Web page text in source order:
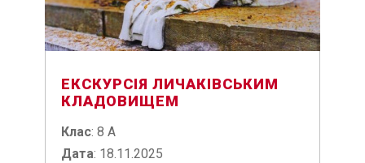
ЕКСКУРСІЯ ЛИЧАКІВСЬКИМ
КЛАДОВИЩЕМ
Клас: 8 А
Дата: 18.11.2025